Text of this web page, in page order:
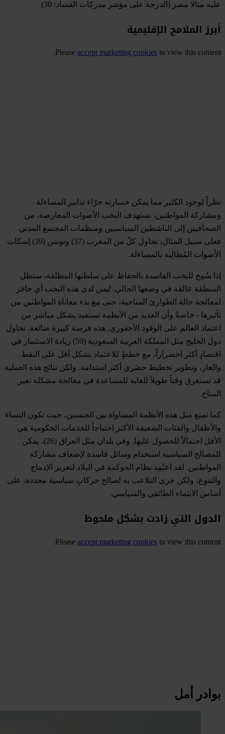
عليه مثالا مصر (الدرجة على مؤشر مدركات الفساد: 30)
أبرز الملامح الإقليمية
Please accept marketing cookies to view this content.
نظراً لوجود الكثير مما يمكن خسارته جرّاء تدابير المساءلة
ومشاركة المواطنين، تستهدف النخب الأصوات المعارضة، من
الصحافيين إلى الناشطين السياسيين ومنظمات المجتمع المدني.
فعلى سبيل المثال، تحاول كلٌ من
المغرب (37) و تونس
(39) إسكات
الأصوات المُطالِبة بالمساءلة.
إذا سُمِح للنخب الفاسدة بالحفاظ على سلطتها المطلقة، ستظل
المنطقة عالقة في وضعها الحالي. ليس لدى هذه النخب أي حافز
لمعالجة حالة الطوارئ المناخية، حتى مع بدء معاناة المواطنين من
تأثيرها - خاصةً وأن العديد من الأنظمة تستفيد بشكل مباشر من
اعتماد العالم على الوقود الأحفوري. هذه فرصة كبيرة ضائعة. تحاول
دول الخليج مثل
المملكة العربية السعودية
(59) زيادة الاستثمار في
اقتصادٍ أكثر اخضراراً، مع خططٍ للاعتماد بشكل أقل على النفط
والغاز، وتطوير تخطيط حضَري أكثر استدامة. ولكن نتائج هذه العملية
قد تستغرق وقتاً طويلاً للغاية للمساعدة في معالجة مشكلة تغير
المناخ.
كما تمنع مثل هذه الأنظمة المساواة بين الجنسين، حيث تكون النساء
والأطفال والفئات الضعيفة الأكثر احتياجاً للخدمات الحكومية هي
الأقل احتمالاً للحصول عليها. وفي بلدان مثل
العراق
(26)، يمكن
للمصالح السياسية استخدام وسائل فاسدة لإضعاف مشاركة
المواطنين. لقد اعتُمِد نظام الحوكمة في البلاد لتعزيز الإدماج
والتنوع، ولكن جرى التلاعب به لصالح حركاتٍ سياسية محددة، على
أساس الانتماء الطائفي والسياسي.
الدول التي زادت بشكل ملحوظ
Please accept marketing cookies to view this content.
بوادر أمل